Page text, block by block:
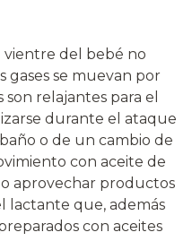
vientre del bebé no
gases se muevan por
relajantes para el
durante el ataque
o de un cambio de
con aceite de
aprovechar productos
lactante que, además
con aceites